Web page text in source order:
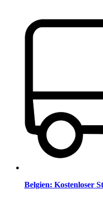
Belgien: Kostenloser